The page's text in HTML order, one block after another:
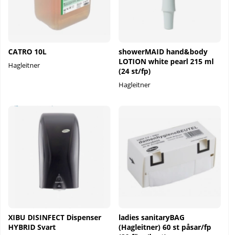
CATRO 10L
Hagleitner
showerMAID hand&body
LOTION white pearl 215 ml
(24 st/fp)
Hagleitner
XIBU DISINFECT Dispenser
HYBRID Svart
ladies sanitaryBAG
(Hagleitner) 60 st påsar/fp